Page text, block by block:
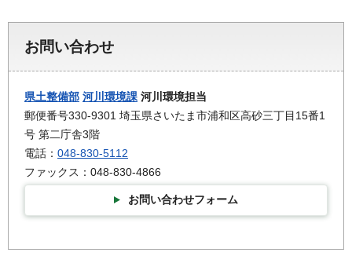
お問い合わせ
県土整備部 河川環境課 河川環境担当
郵便番号330-9301 埼玉県さいたま市浦和区高砂三丁目15番1
号 第二庁舎3階
電話： 048-830-5112
ファックス：048-830-4866
お問い合わせフォーム